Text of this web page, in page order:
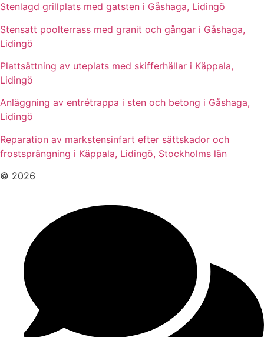
Stenlagd grillplats med gatsten i Gåshaga, Lidingö
Stensatt poolterrass med granit och gångar i Gåshaga,
Lidingö
Plattsättning av uteplats med skifferhällar i Käppala,
Lidingö
Anläggning av entrétrappa i sten och betong i Gåshaga,
Lidingö
Reparation av markstensinfart efter sättskador och
frostsprängning i Käppala, Lidingö, Stockholms län
© 2026